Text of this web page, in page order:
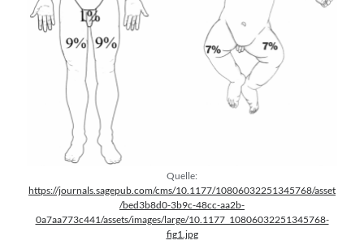
Quelle:
https://journals.sagepub.com/cms/10.1177/10806032251345768/asset
/bed3b8d0-3b9c-48cc-aa2b-
0a7aa773c441/assets/images/large/10.1177_10806032251345768-
fig1.jpg